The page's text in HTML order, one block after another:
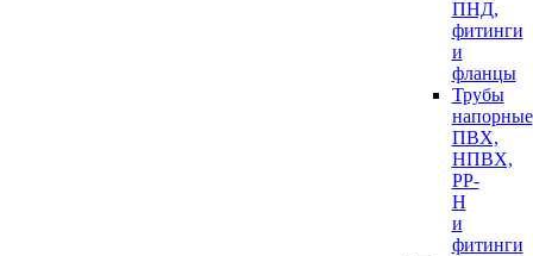
ПНД,
фитинги
и
фланцы
Трубы
напорные
ПВХ,
НПВХ,
PP-
H
и
фитинги